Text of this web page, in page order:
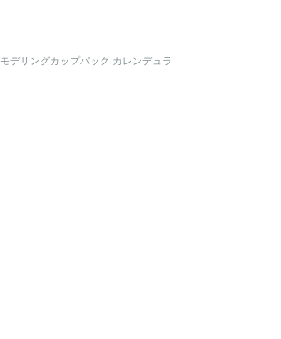
モデリングカップパック カレンデュラ